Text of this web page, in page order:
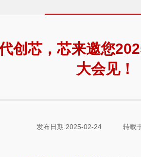
创芯，芯来邀您
大会见！
发布日期:2025-02-24 转载